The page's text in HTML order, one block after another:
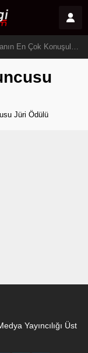
26 Temmuz – 3 Ağustos 2026 Haftanın En Çok Konuşulan Dizi Çiftleri: Sosyal Medyada Kıyasıya Zirve Savaşı!
Jüri Ödülü
Yayıncılığı Üst